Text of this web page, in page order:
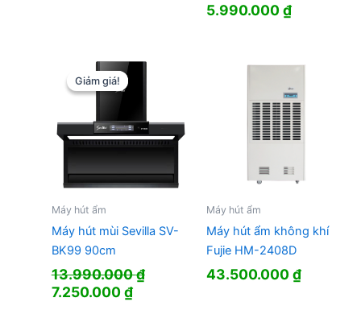
5.990.000₫
Giảm giá!
Giảm giá!
Máy hút ẩm
Máy hút mùi Sevilla SV-
BK99 90cm
13.990.000₫
Giá
7.250.000₫Giá
Máy hút ẩm
Máy hút ẩm không khí
Fujie HM-2408D
43.500.000₫